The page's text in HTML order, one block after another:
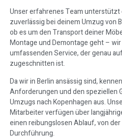
Unser erfahrenes Team
zuverlässig bei deinem Umzug von
ob es um den Transport deiner
Montage und Demontage geht –
umfassenden Service, der genau
zugeschnitten ist.
Da wir in Berlin ansässig sind,
Anforderungen und den speziellen
Umzugs nach Kopenhagen aus.
Mitarbeiter verfügen über
einen reibungslosen Ablauf, von
Durchführung.